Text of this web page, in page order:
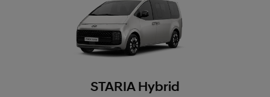
STARIA Hybrid